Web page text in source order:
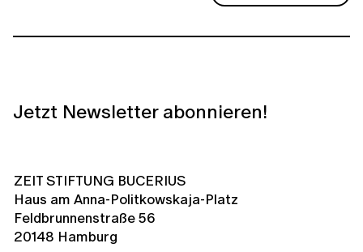
Jetzt Newsletter abonnieren!
ZEIT STIFTUNG BUCERIUS
Haus am Anna-Politkowskaja-Platz
Feldbrunnenstraße 56
20148 Hamburg